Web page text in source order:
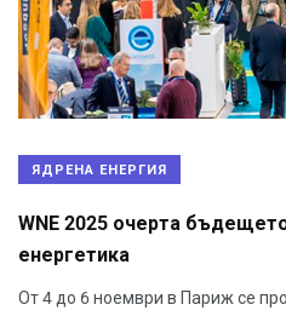
ЯДРЕНА ЕНЕРГИЯ
WNE 2025 очерта
енергетика
От 4 до 6 ноември в Париж се